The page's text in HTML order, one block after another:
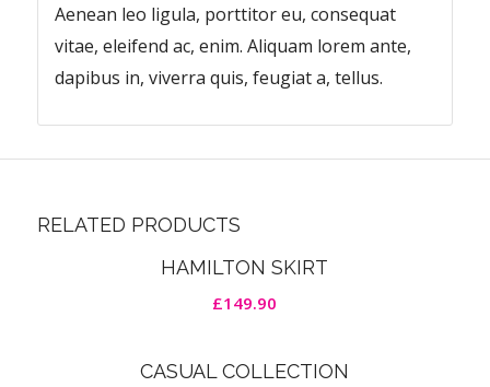
Aenean leo ligula, porttitor eu, consequat
vitae, eleifend ac, enim. Aliquam lorem ante,
dapibus in, viverra quis, feugiat a, tellus.
RELATED PRODUCTS
HAMILTON SKIRT
£149.90
CASUAL COLLECTION